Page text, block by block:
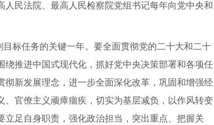
民法院、最高人民检察院党组书记每年向党中央和
标任务的关键一年。要全面贯彻党的二十大和二十
绕推进中国式现代化，抓好党中央决策部署和各项任
新发展理念，进一步全面深化改革，巩固和增强经
官僚主义顽瘴痼疾，切实为基层减负，以作风转变
足自身职责，强化政治担当，突出重点、把握关